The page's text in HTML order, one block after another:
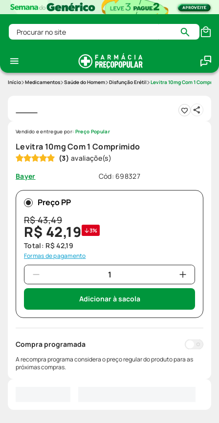
Procurar no site
Medicamentos Saúde do Homem Disfunção Erétil Levitra 10mg Com 1
Levitra 10mg Com 1 Comprimido
(3)
Bayer
Cód: 698327
Vendido e entregue por: Preço Popular
Preço PP
R$43,49
R$ 42,19 3%
Total: R$ 42,19
Formas de pagamento
Adicionar à sacola
Compra programada
A recompra programa considera o preço regular do produto para as
próximas compras.